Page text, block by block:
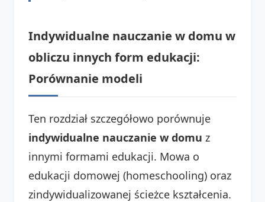
Indywidualne nauczanie w domu w
obliczu innych form edukacji:
Porównanie modeli
Ten rozdział szczegółowo porównuje
indywidualne nauczanie w domu z
innymi formami edukacji. Mowa o
edukacji domowej (homeschooling) oraz
zindywidualizowanej ścieżce kształcenia.